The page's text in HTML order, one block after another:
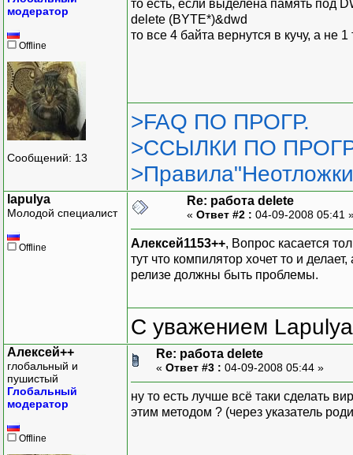
модератор
Offline
Сообщений: 13
то есть, если выделена память под
delete (BYTE*)&dwd
то все 4 байта вернутся в кучу, а не
>FAQ ПО ПРОГР.
>ССЫЛКИ ПО
lapulya
Молодой специалист
Offline
Re: работа delete
« Ответ #2 : 04-09-2008 05:41
Алексей1153++, Вопрос касается
тут что компилятор хочет то и
релизе должны быть проблемы.
С уважением Lapulya
Алексей++
глобальный и
пушистый
Глобальный
модератор
Offline
Re: работа delete
« Ответ #3 : 04-09-2008 05:44 »
ну то есть лучше всё таки сделать
этим методом ? (через указатель